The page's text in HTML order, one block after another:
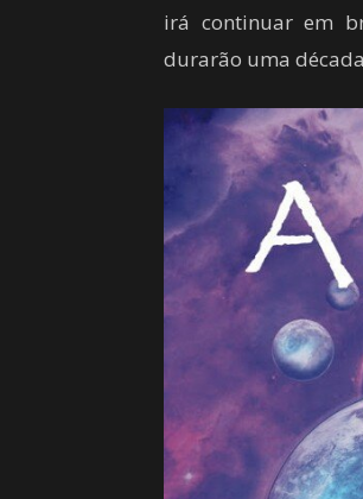
irá continuar em
durarão uma